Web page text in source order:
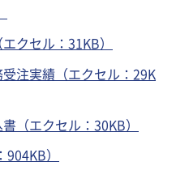
クセル：31KB）
受注実績（エクセル：29K
（エクセル：30KB）
）